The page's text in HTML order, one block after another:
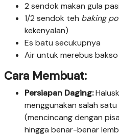
2 sendok makan gula
1/2 sendok teh baking
kekenyalan)
Es batu secukupnya
Air untuk merebus bakso
Cara Membuat:
Persiapan Daging:
menggunakan salah
(mencincang dengan
hingga benar-benar